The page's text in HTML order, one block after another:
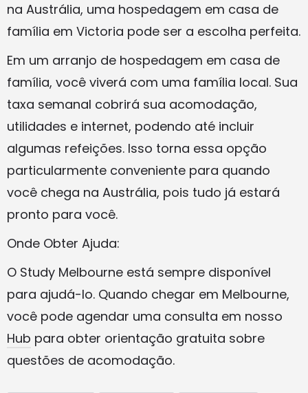
na Austrália, uma hospedagem em casa de
família em Victoria pode ser a escolha perfeita.
Em um arranjo de hospedagem em casa de
família, você viverá com uma família local. Sua
taxa semanal cobrirá sua acomodação,
utilidades e internet, podendo até incluir
algumas refeições. Isso torna essa opção
particularmente conveniente para quando
você chega na Austrália, pois tudo já estará
pronto para você.
Onde Obter Ajuda:
O Study Melbourne está sempre disponível
para ajudá-lo. Quando chegar em Melbourne,
você pode agendar uma consulta em nosso
Hub para obter orientação gratuita sobre
questões de acomodação.